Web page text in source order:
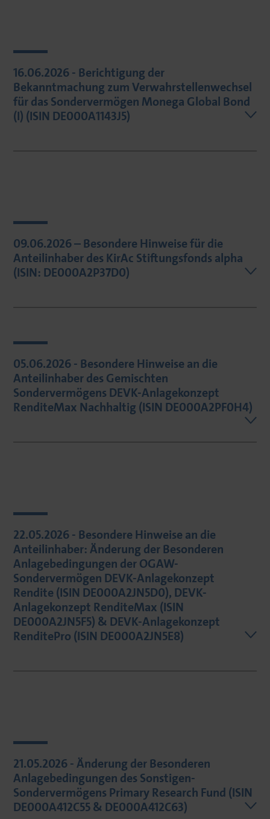
16.06.2026 - Berichtigung der
Bekanntmachung zum Verwahrstellenwechsel
für das Sondervermögen Monega Global Bond
(I) (ISIN DE000A1143J5)
09.06.2026 – Besondere Hinweise für die
Anteilinhaber des KirAc Stiftungsfonds alpha
(ISIN: DE000A2P37D0)
05.06.2026 - Besondere Hinweise an die
Anteilinhaber des Gemischten
Sondervermögens DEVK-Anlagekonzept
RenditeMax Nachhaltig (ISIN DE000A2PF0H4)
22.05.2026 - Besondere Hinweise an die
Anteilinhaber: Änderung der Besonderen
Anlagebedingungen der OGAW-
Sondervermögen DEVK-Anlagekonzept
Rendite (ISIN DE000A2JN5D0), DEVK-
Anlagekonzept RenditeMax (ISIN
DE000A2JN5F5) & DEVK-Anlagekonzept
RenditePro (ISIN DE000A2JN5E8)
21.05.2026 - Änderung der Besonderen
Anlagebedingungen des Sonstigen-
Sondervermögens Primary Research Fund (ISIN
DE000A412C55 & DE000A412C63)